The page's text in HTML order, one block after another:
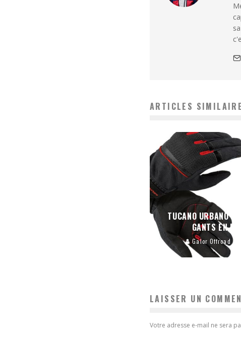
ARTICLES
TUCANO URBANO
GANTS EN
Galor Offroad
LAISSER UN
Votre adresse e-mail ne sera